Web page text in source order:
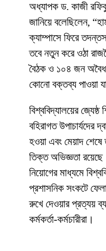
অধ্যাপক ড. কাজী
জানিয়ে বলেছিলেন,
ক্যাম্পাসে ফিরে
তবে নতুন করে ওঠা
বৈঠক ও ১০৪ জন অবৈধ
কোনো বক্তব্য পাওয়া
​বিশ্ববিদ্যালয়ের
বহিরাগত উপাচার্যদের
হওয়া এবং মেয়াদ
তিক্ত অভিজ্ঞতা
নিয়োগের মাধ্যমে
প্রশাসনিক সংকটে
রুখে দেওয়ার প্রত্যয়
কর্মকর্তা-কর্মচারীরা।